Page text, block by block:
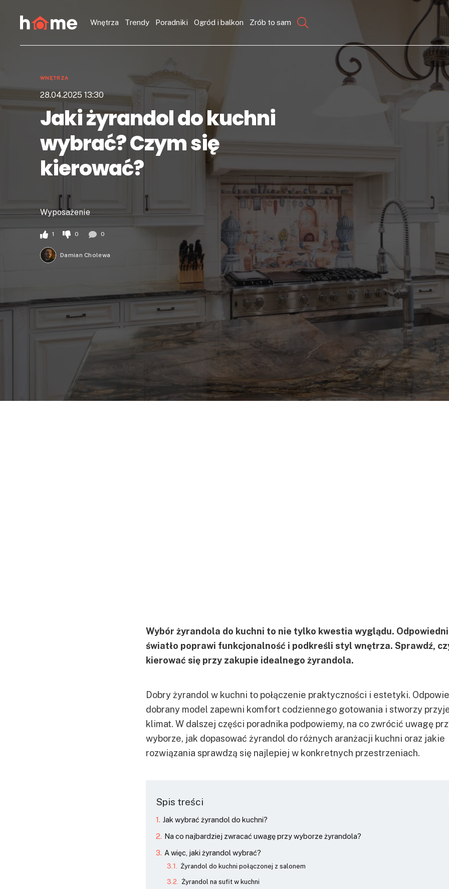
Wnętrza Trendy Poradniki Ogród i balkon Zrób to sam
WNĘTRZA
28.04.2025 13:30
Jaki żyrandol do kuchni
wybrać? Czym się
kierować?
Wyposażenie
1 0 0
Damian Cholewa
Wybór żyrandola do kuchni to nie tylko kwestia wyglądu.
światło poprawi funkcjonalność i podkreśli styl wnętrza. Sprawdź,
kierować się przy zakupie idealnego żyrandola.
Dobry żyrandol w kuchni to połączenie praktyczności i estetyki.
dobrany model zapewni komfort codziennego gotowania i stworzy
klimat. W dalszej części poradnika podpowiemy, na co zwrócić uwagę
wyborze, jak dopasować żyrandol do różnych aranżacji kuchni oraz jakie
rozwiązania sprawdzą się najlepiej w konkretnych przestrzeniach.
Spis treści
Jak wybrać żyrandol do kuchni?
Na co najbardziej zwracać uwagę przy wyborze żyrandola?
A więc, jaki żyrandol wybrać?
Żyrandol do kuchni połączonej z salonem
Żyrandol na sufit w kuchni